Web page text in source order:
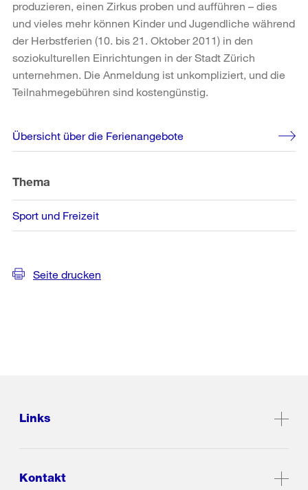
produzieren, einen Zirkus proben und aufführen – dies
und vieles mehr können Kinder und Jugendliche während
der Herbstferien (10. bis 21. Oktober 2011) in den
soziokulturellen Einrichtungen in der Stadt Zürich
unternehmen. Die Anmeldung ist unkompliziert, und die
Teilnahmegebühren sind kostengünstig.
Weitere
Informationen
Übersicht über die Ferienangebote
Thema
Sport und Freizeit
Seite drucken
Links
Kontakt